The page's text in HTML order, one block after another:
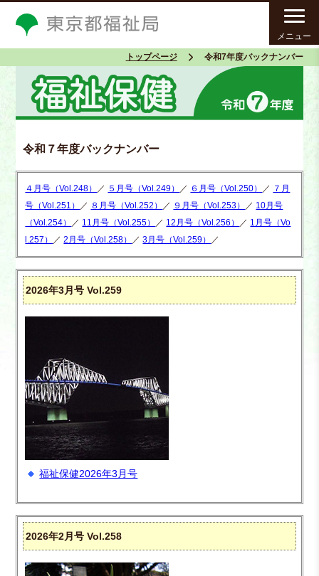
メニュー
トップページ 令和7年度バックナンバー
令和７年度バックナンバー
４月号（Vol.248） ／ ５月号（Vol.249） ／ ６月号（Vol.250） ／ ７月
号（Vol.251）
／ ８月号（Vol.252） ／ ９月号（Vol.253） ／ 10月号
（Vol.254）
／ 11月号（Vol.255） ／ 12月号（Vol.256） ／ 1月号（Vo
l.257）
／2月号（Vol.258） ／3月号（Vol.259） ／
2026年3月号 Vol.259
福祉保健2026年3月号
2026年2月号 Vol.258